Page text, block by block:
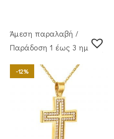
Άμεση παραλαβή /
Παράδoση 1 έως 3 ημέρες
-12%